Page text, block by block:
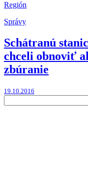
Región
Správy
Schátranú
chceli obnoviť
zbúranie
19.10.2016